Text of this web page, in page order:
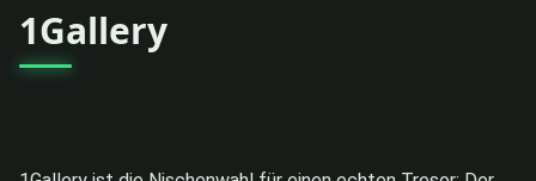
1Gallery